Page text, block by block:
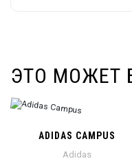
ЭТО МОЖЕТ
ADIDAS CAMPUS
Adidas